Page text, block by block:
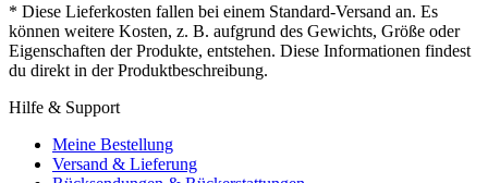
* Diese Lieferkosten fallen bei einem Standard-Versand an. Es
können weitere Kosten, z. B. aufgrund des Gewichts, Größe oder
Eigenschaften der Produkte, entstehen. Diese Informationen findest
du direkt in der Produktbeschreibung.
Hilfe & Support
Meine Bestellung
Versand & Lieferung